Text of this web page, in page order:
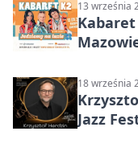
13 września
Kabaret
18 września
Jazz